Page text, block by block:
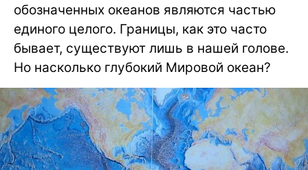
обозначенных океанов являются частью
единого целого. Границы, как это часто
бывает, существуют лишь в нашей голове.
Но насколько глубокий Мировой океан?